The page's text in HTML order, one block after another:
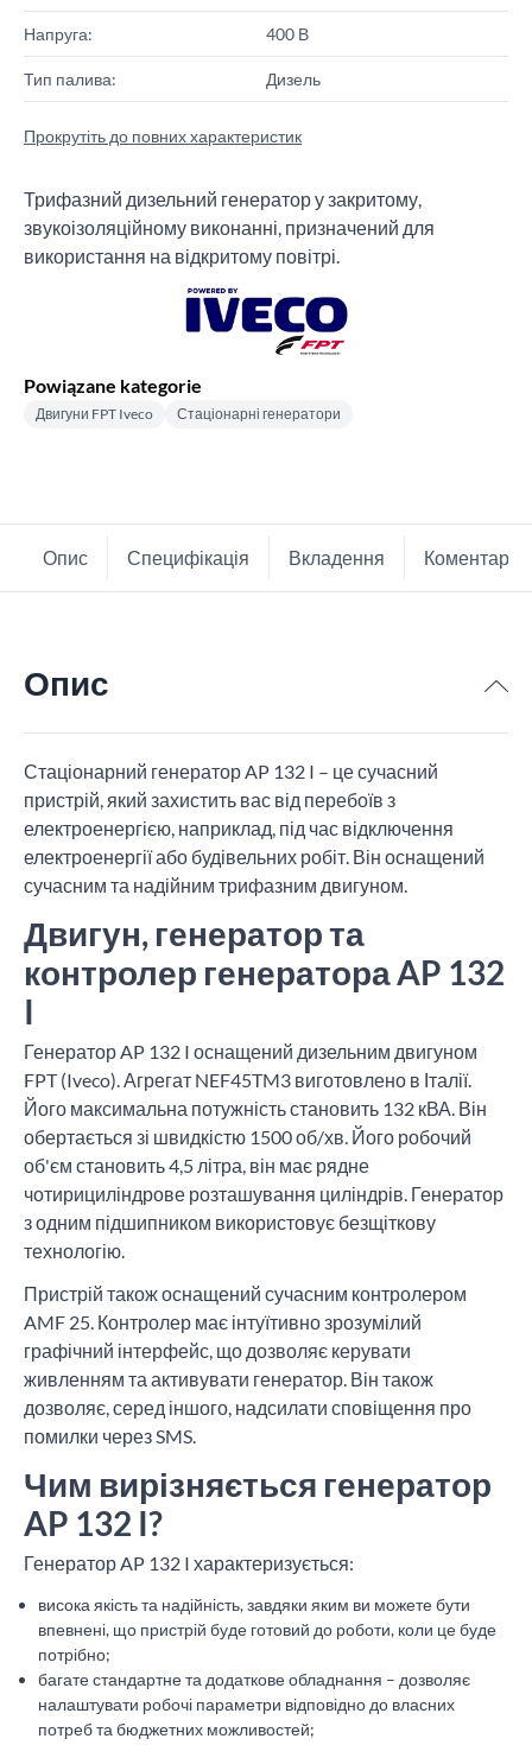
Напруга: 400 В
Тип палива: Дизель
Прокрутіть до повних характеристик
Трифазний дизельний генератор у закритому,
звукоізоляційному виконанні, призначений для
використання на відкритому повітрі.
Powiązane kategorie
Двигуни FPT Iveco Стаціонарні генератори
Опис Специфікація Вкладення Коментарі
Опис
Стаціонарний генератор AP 132 I – це сучасний
пристрій, який захистить вас від перебоїв з
електроенергією, наприклад, під час відключення
електроенергії або будівельних робіт. Він оснащений
сучасним та надійним трифазним двигуном.
Двигун, генератор та
контролер генератора AP 132
I
Генератор AP 132 I оснащений дизельним двигуном
FPT (Iveco). Агрегат NEF45TM3 виготовлено в Італії.
Його максимальна потужність становить 132 кВА. Він
обертається зі швидкістю 1500 об/хв. Його робочий
об'єм становить 4,5 літра, він має рядне
чотирициліндрове розташування циліндрів. Генератор
з одним підшипником використовує безщіткову
технологію.
Пристрій також оснащений сучасним контролером
AMF 25. Контролер має інтуїтивно зрозумілий
графічний інтерфейс, що дозволяє керувати
живленням та активувати генератор. Він також
дозволяє, серед іншого, надсилати сповіщення про
помилки через SMS.
Чим вирізняється генератор
AP 132 I?
Генератор AP 132 I характеризується:
висока якість та надійність, завдяки яким ви можете бути
впевнені, що пристрій буде готовий до роботи, коли це буде
потрібно;
багате стандартне та додаткове обладнання – дозволяє
налаштувати робочі параметри відповідно до власних
потреб та бюджетних можливостей;